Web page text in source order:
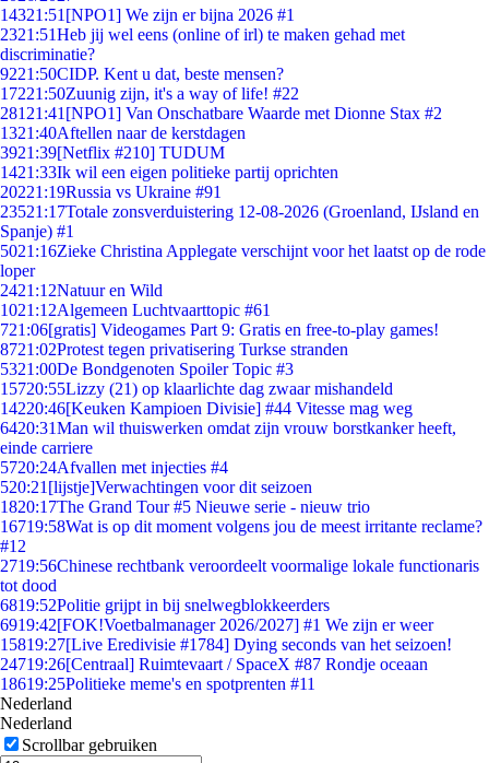
14321:51 [NPO1] We zijn er bijna 2026 #1
2321:51Heb jij wel eens (online of irl) te maken gehad met
discriminatie?
9221:50CIDP. Kent u dat, beste mensen?
17221:50Zuunig zijn, it's a way of life! #22
281 21:41 [NPO1] Van Onschatbare Waarde met Dionne Stax #2
1321:40Aftellen naar de kerstdagen
3921:39[Netflix #210] TUDUM
1421:33Ik wil een eigen politieke partij oprichten
20221:19Russia vs Ukraine #91
23521:17Totale zonsverduistering 12-08-2026 (Groenland, IJsland en
Spanje) #1
5021:16Zieke Christina Applegate verschijnt voor het laatst op de rode
loper
2421:12Natuur en Wild
1021:12Algemeen Luchtvaarttopic #61
721:06[gratis] Videogames Part 9: Gratis en free-to-play games!
8721:02Protest tegen privatisering Turkse stranden
5321:00De Bondgenoten Spoiler Topic #3
15720:55Lizzy (21) op klaarlichte dag zwaar mishandeld
14220:46[Keuken Kampioen Divisie] #44 Vitesse mag weg
6420:31Man wil thuiswerken omdat zijn vrouw borstkanker heeft,
einde carriere
5720:24Afvallen met injecties #4
520:21 [lijstje]Verwachtingen voor dit seizoen
1820:17The Grand Tour #5 Nieuwe serie - nieuw trio
16719:58Wat is op dit moment volgens jou de meest irritante reclame?
#12
2719:56Chinese rechtbank veroordeelt voormalige lokale functionaris
tot dood
6819:52Politie grijpt in bij snelwegblokkeerders
6919:42[FOK!Voetbalmanager 2026/2027] #1 We zijn er weer
15819:27[Live Eredivisie #1784] Dying seconds van het seizoen!
24719:26[Centraal] Ruimtevaart / SpaceX #87 Rondje oceaan
18619:25Politieke meme's en spotprenten #11
Nederland
Nederland
Scrollbar gebruiken